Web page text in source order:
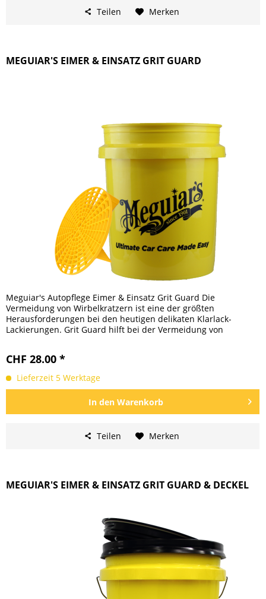
Teilen Merken
MEGUIAR'S EIMER & EINSATZ GRIT GUARD
Meguiar's Autopflege Eimer & Einsatz Grit Guard Die
Vermeidung von Wirbelkratzern ist eine der größten
Herausforderungen bei den heutigen delikaten Klarlack-
Lackierungen. Grit Guard hilft bei der Vermeidung von
CHF 28.00 *
Lieferzeit 5 Werktage
In den Warenkorb
Teilen Merken
MEGUIAR'S EIMER & EINSATZ GRIT GUARD & DECKEL